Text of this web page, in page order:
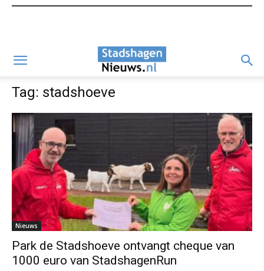
Tag: stadshoeve
Nieuws
Park de Stadshoeve ontvangt cheque van
1000 euro van StadshagenRun